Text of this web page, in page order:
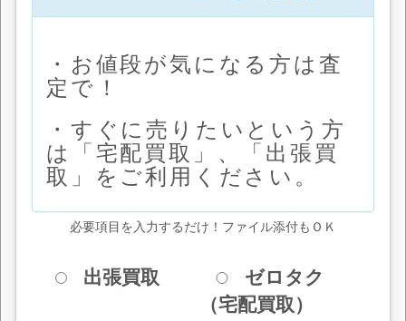
・お値段が気になる方は査
定で！
・すぐに売りたいという方
は「宅配買取」、「出張買
取」をご利用ください。
必要項目を入力するだけ！ファイル添付もＯＫ
出張買取
ゼロタク
（宅配買取）